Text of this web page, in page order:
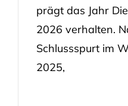
prägt das Jahr
2026 verhalten.
Schlussspurt im
2025,